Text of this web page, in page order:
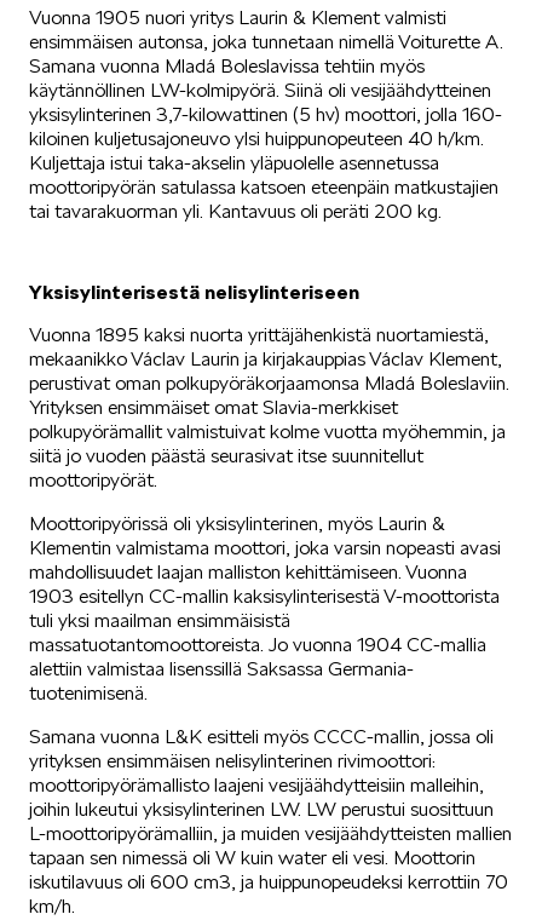
KOEAJOSSA
KAASUAUTOT
MEIDÄN ŠKODAMME
ŠKODA PALVELEE
Vuonna 1905 nuori yritys Laurin & Klement valmisti
ensimmäisen autonsa, joka tunnetaan nimellä Voiturette A.
Samana vuonna Mladá Boleslavissa tehtiin myös
käytännöllinen LW-kolmipyörä. Siinä oli vesijäähdytteinen
yksisylinterinen 3,7-kilowattinen (5 hv) moottori, jolla 160-
kiloinen kuljetusajoneuvo ylsi huippunopeuteen 40 h/km.
Kuljettaja istui taka-akselin yläpuolelle asennetussa
moottoripyörän satulassa katsoen eteenpäin matkustajien
tai tavarakuorman yli. Kantavuus oli peräti 200 kg.
Yksisylinterisestä nelisylinteriseen
Vuonna 1895 kaksi nuorta yrittäjähenkistä nuortamiestä,
mekaanikko Václav Laurin ja kirjakauppias Václav Klement,
perustivat oman polkupyöräkorjaamonsa Mladá Boleslaviin.
Yrityksen ensimmäiset omat Slavia-merkkiset
polkupyörämallit valmistuivat kolme vuotta myöhemmin, ja
siitä jo vuoden päästä seurasivat itse suunnitellut
moottoripyörät.
Moottoripyörissä oli yksisylinterinen, myös Laurin &
Klementin valmistama moottori, joka varsin nopeasti avasi
mahdollisuudet laajan malliston kehittämiseen. Vuonna
1903 esitellyn CC-mallin kaksisylinterisestä V-moottorista
tuli yksi maailman ensimmäisistä
massatuotantomoottoreista. Jo vuonna 1904 CC-mallia
alettiin valmistaa lisenssillä Saksassa Germania-
tuotenimisenä.
Samana vuonna L&K esitteli myös CCCC-mallin, jossa oli
yrityksen ensimmäisen nelisylinterinen rivimoottori:
moottoripyörämallisto laajeni vesijäähdytteisiin malleihin,
joihin lukeutui yksisylinterinen LW. LW perustui suosittuun
L-moottoripyörämalliin, ja muiden vesijäähdytteisten mallien
tapaan sen nimessä oli W kuin water eli vesi. Moottorin
iskutilavuus oli 600 cm3, ja huippunopeudeksi kerrottiin 70
km/h.